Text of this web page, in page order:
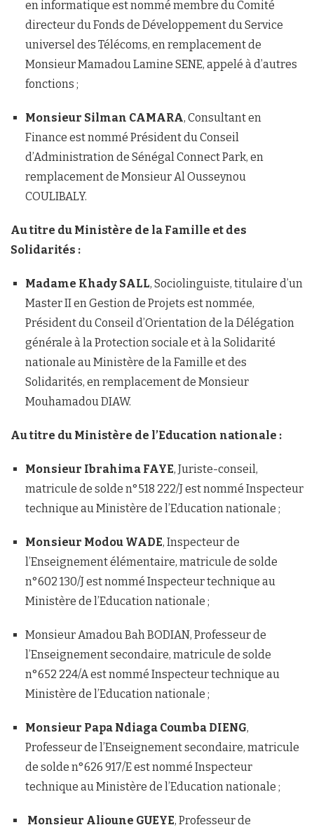
en informatique est nommé membre du Comité
directeur du Fonds de Développement du Service
universel des Télécoms, en remplacement de
Monsieur Mamadou Lamine SENE, appelé à d’autres
fonctions ;
Monsieur Silman CAMARA, Consultant en
Finance est nommé Président du Conseil
d’Administration de Sénégal Connect Park, en
remplacement de Monsieur Al Ousseynou
COULIBALY.
Au titre du Ministère de la Famille et des
Solidarités :
Madame Khady SALL, Sociolinguiste, titulaire d’un
Master II en Gestion de Projets est nommée,
Président du Conseil d’Orientation de la Délégation
générale à la Protection sociale et à la Solidarité
nationale au Ministère de la Famille et des
Solidarités, en remplacement de Monsieur
Mouhamadou DIAW.
Au titre du Ministère de l’Education nationale :
Monsieur Ibrahima FAYE, Juriste-conseil,
matricule de solde n°518 222/J est nommé Inspecteur
technique au Ministère de l’Education nationale ;
Monsieur Modou WADE, Inspecteur de
l’Enseignement élémentaire, matricule de solde
n°602 130/J est nommé Inspecteur technique au
Ministère de l’Education nationale ;
Monsieur Amadou Bah BODIAN, Professeur de
l’Enseignement secondaire, matricule de solde
n°652 224/A est nommé Inspecteur technique au
Ministère de l’Education nationale ;
Monsieur Papa Ndiaga Coumba DIENG,
Professeur de l’Enseignement secondaire, matricule
de solde n°626 917/E est nommé Inspecteur
technique au Ministère de l’Education nationale ;
Monsieur Alioune GUEYE, Professeur de